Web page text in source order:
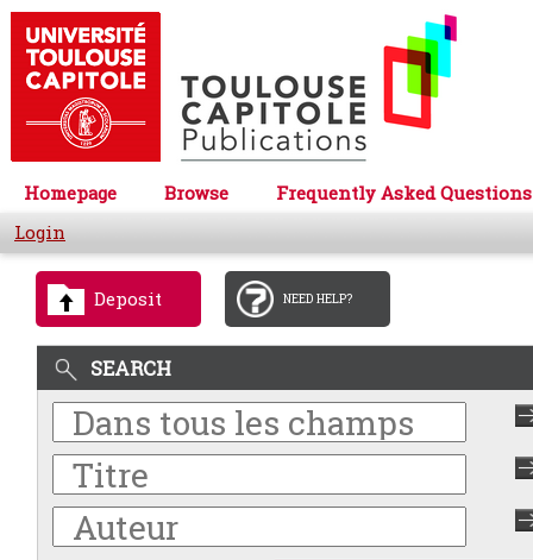
Homepage Browse
Frequently Asked Questions
Login
Deposit NEED HELP?
SEARCH